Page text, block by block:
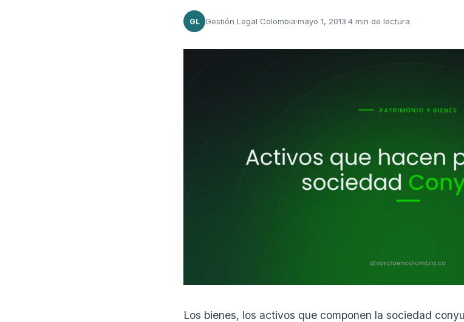
GL Gestión Legal Colombia·mayo 1, 2013·4 min de lectura
Los bienes, los activos que componen la sociedad